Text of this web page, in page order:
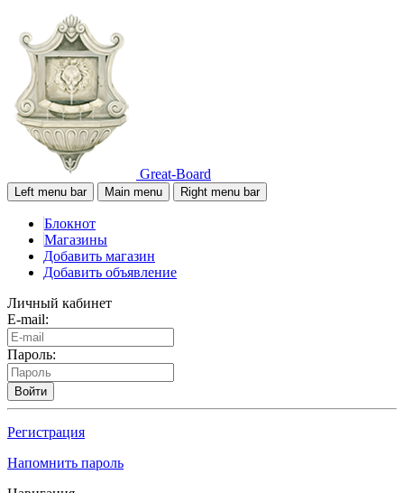
Great-Board
Left menu bar Main menu Right menu bar
Блокнот
Магазины
Добавить магазин
Добавить объявление
Личный кабинет
E-mail:
Пароль:
Войти
Регистрация
Напомнить пароль